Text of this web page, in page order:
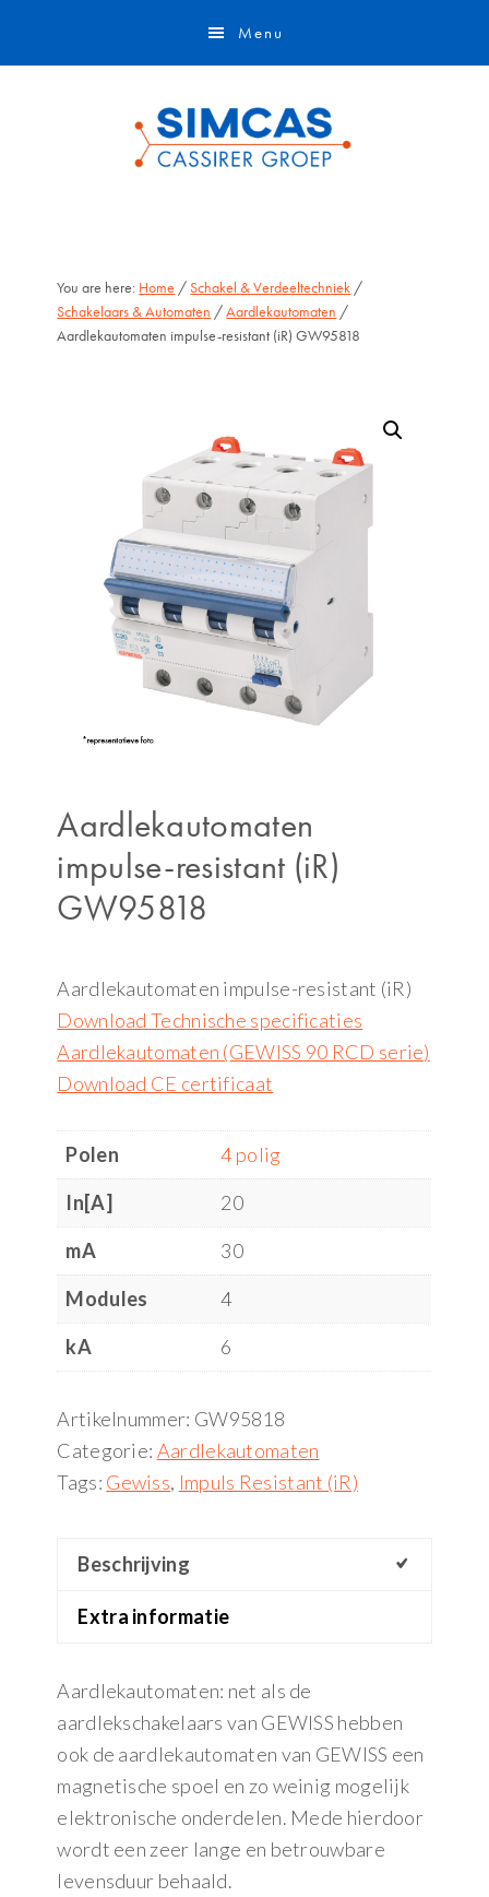
Menu
You are here: Home /Schakel & Verdeeltechniek /
Schakelaars & Automaten /Aardlekautomaten /
Aardlekautomaten impulse-resistant (iR) GW95818
Aardlekautomaten
impulse-resistant (iR)
GW95818
Aardlekautomaten impulse-resistant (iR)
Download Technische specificaties
Aardlekautomaten (GEWISS 90 RCD serie)
Download CE certificaat
Polen
4 polig
In[A]
20
mA
30
Modules
4
kA
6
Artikelnummer: GW95818
Categorie: Aardlekautomaten
Tags: Gewiss, Impuls Resistant (iR)
Beschrijving
Extra informatie
Aardlekautomaten: net als de
aardlekschakelaars van GEWISS hebben
ook de aardlekautomaten van GEWISS een
magnetische spoel en zo weinig mogelijk
elektronische onderdelen. Mede hierdoor
wordt een zeer lange en betrouwbare
levensduur behaald.